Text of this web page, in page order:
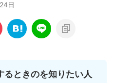
日
るときのを知りたい人